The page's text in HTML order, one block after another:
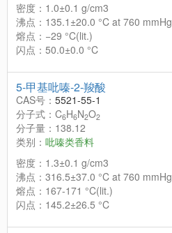
密度：1.0±0.1 g/cm3
沸点：135.1±20.0 °C at 760 mmHg
熔点：−29 °C(lit.)
闪点：50.0±0.0 °C
5-甲基吡嗪-2-羧酸
CAS号： 5521-55-1
分子式：C6H6N2O2
分子量：138.12
类别： 吡嗪类香料
密度：1.3±0.1 g/cm3
沸点：316.5±37.0 °C at 760 mmHg
熔点：167-171 °C(lit.)
闪点：145.2±26.5 °C